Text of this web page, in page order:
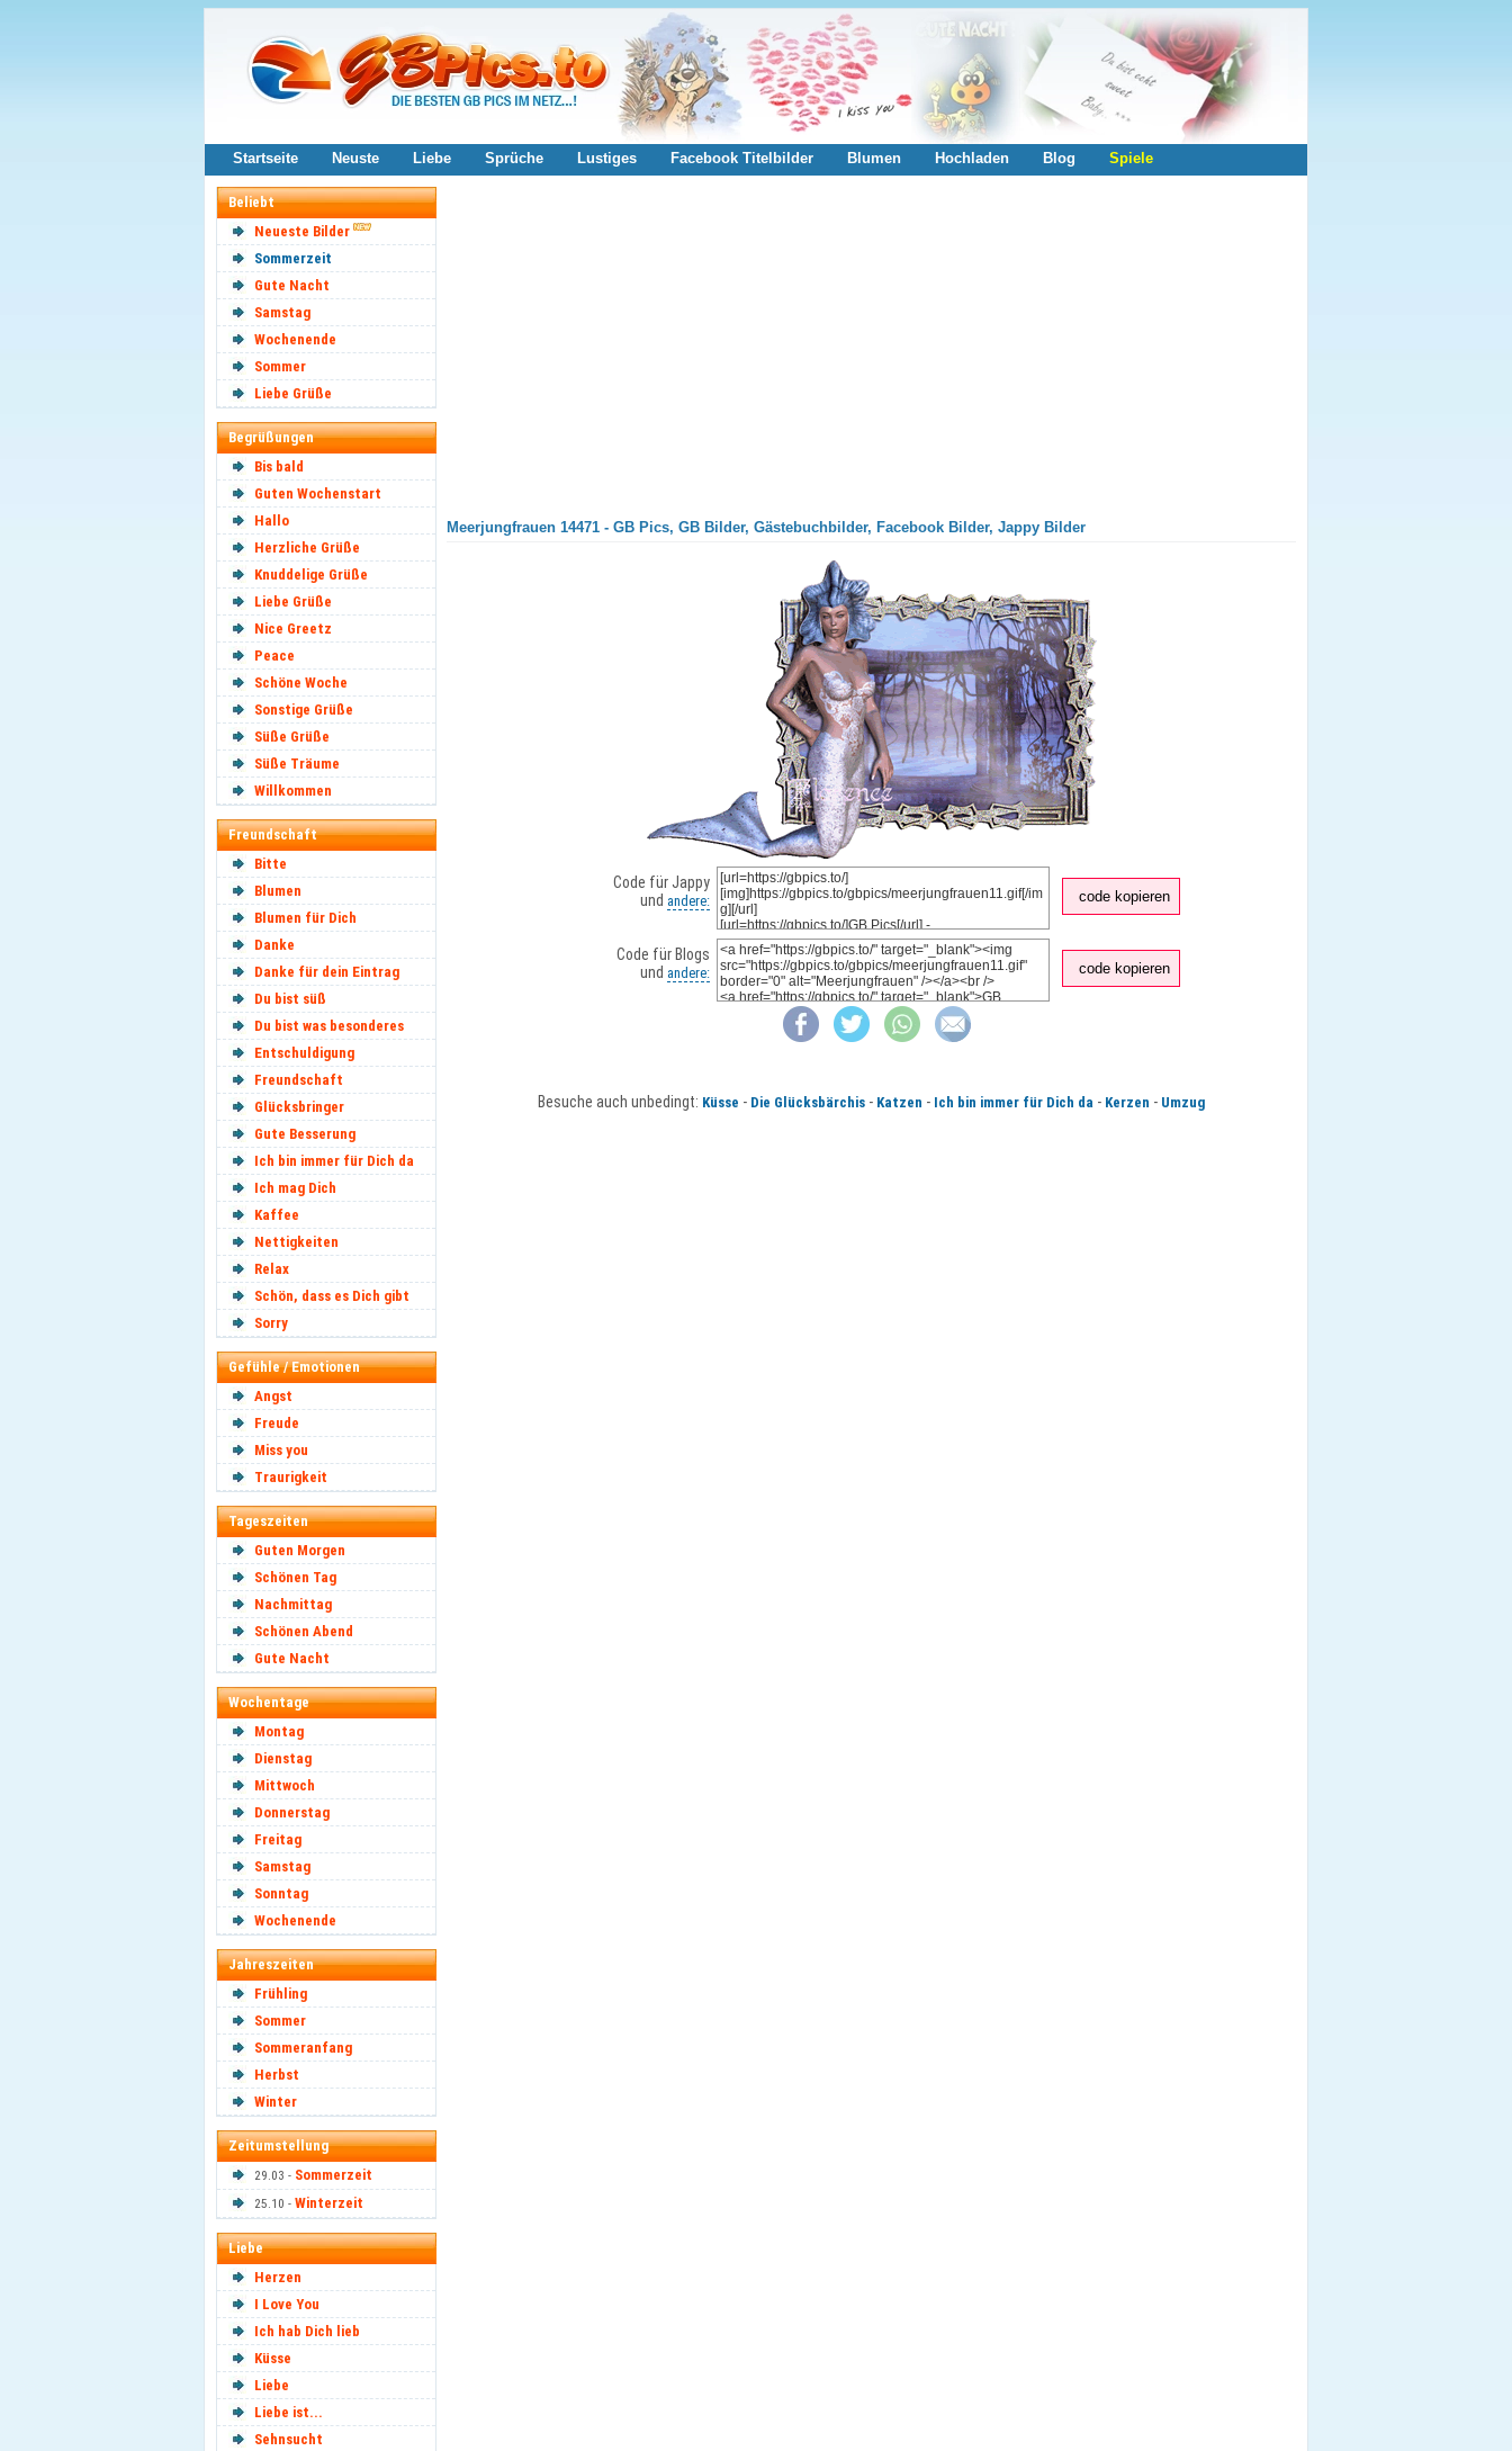
Startseite Neuste Liebe Sprüche Lustiges Facebook Titelbilder Blumen Hochladen Blog Spiele
Beliebt
Neueste Bilder
Sommerzeit
Gute Nacht
Samstag
Wochenende
Sommer
Liebe Grüße
Begrüßungen
Bis bald
Guten Wochenstart
Hallo
Herzliche Grüße
Knuddelige Grüße
Liebe Grüße
Nice Greetz
Peace
Schöne Woche
Sonstige Grüße
Süße Grüße
Süße Träume
Willkommen
Freundschaft
Bitte
Blumen
Blumen für Dich
Danke
Danke für dein Eintrag
Du bist süß
Du bist was besonderes
Entschuldigung
Freundschaft
Glücksbringer
Gute Besserung
Ich bin immer für Dich da
Ich mag Dich
Kaffee
Nettigkeiten
Relax
Schön, dass es Dich gibt
Sorry
Gefühle / Emotionen
Angst
Freude
Miss you
Traurigkeit
Tageszeiten
Guten Morgen
Schönen Tag
Nachmittag
Schönen Abend
Gute Nacht
Wochentage
Montag
Dienstag
Mittwoch
Donnerstag
Freitag
Samstag
Sonntag
Wochenende
Jahreszeiten
Frühling
Sommer
Sommeranfang
Herbst
Winter
Zeitumstellung
29.03 - Sommerzeit
25.10 - Winterzeit
Liebe
Herzen
I Love You
Ich hab Dich lieb
Küsse
Liebe
Liebe ist...
Sehnsucht
Meerjungfrauen 14471 - GB Pics, GB Bilder, Gästebuchbilder, Facebook Bilder, Jappy Bilder
Code für Jappy
und andere: code kopieren
Code für Blogs
und andere: code kopieren
Besuche auch unbedingt: Küsse - Die Glücksbärchis - Katzen - Ich bin immer für Dich da - Kerzen - Umzug